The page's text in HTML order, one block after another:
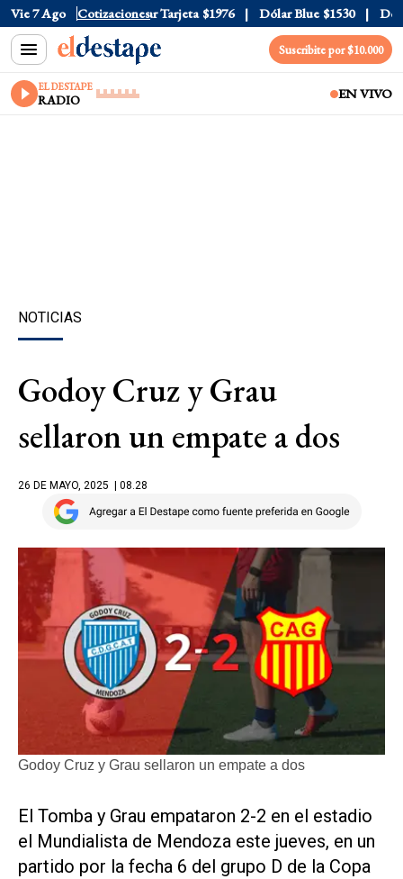
Vie 7 Ago Cotizaciones
Oficial $1520 Dólar Tarjeta $1976 Dólar Blue $1530 Dólar
Suscribite por $10.000
EL DESTAPE
RADIO EN VIVO
NOTICIAS
Godoy Cruz y Grau
sellaron un empate a dos
26 DE MAYO, 2025 | 08.28
Godoy Cruz y Grau sellaron un empate a dos
El Tomba y Grau empataron 2-2 en el estadio
el Mundialista de Mendoza este jueves, en un
partido por la fecha 6 del grupo D de la Copa